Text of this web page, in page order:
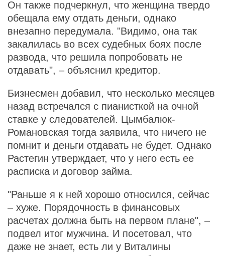
Он также подчеркнул, что женщина твердо
обещала ему отдать деньги, однако
внезапно передумала. "Видимо, она так
закалилась во всех судебных боях после
развода, что решила попробовать не
отдавать", – объяснил кредитор.
Бизнесмен добавил, что несколько месяцев
назад встречался с пианисткой на очной
ставке у следователей. Цымбалюк-
Романовская тогда заявила, что ничего не
помнит и деньги отдавать не будет. Однако
Растегин утверждает, что у него есть ее
расписка и договор займа.
"Раньше я к ней хорошо относился, сейчас
– хуже. Порядочность в финансовых
расчетах должна быть на первом плане", –
подвел итог мужчина. И посетовал, что
даже не знает, есть ли у Виталины